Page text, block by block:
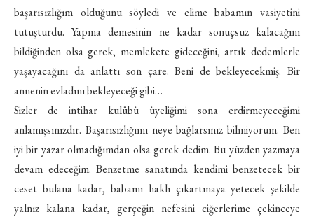
başarısızlığım olduğunu söyledi ve elime babamın vasiyetini
tutuşturdu. Yapma demesinin ne kadar sonuçsuz kalacağını
bildiğinden olsa gerek, memlekete gideceğini, artık dedemlerle
yaşayacağını da anlattı son çare. Beni de bekleyecekmiş. Bir
annenin evladını bekleyeceği gibi…
Sizler de intihar kulübü üyeliğimi sona erdirmeyeceğimi
anlamışsınızdır. Başarısızlığımı neye bağlarsınız bilmiyorum. Ben
iyi bir yazar olmadığımdan olsa gerek dedim. Bu yüzden yazmaya
devam edeceğim. Benzetme sanatında kendimi benzetecek bir
ceset bulana kadar, babamı haklı çıkartmaya yetecek şekilde
yalnız kalana kadar, gerçeğin nefesini ciğerlerime çekinceye